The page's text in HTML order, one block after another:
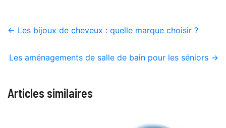
← Les bijoux de cheveux : quelle marque choisir ?
Les aménagements de salle de bain pour les séniors →
Articles similaires